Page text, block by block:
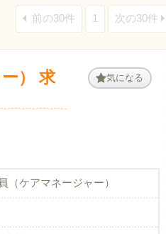
前の30件 1 次の30件
） 求
気になる
（ケアマネージャー）